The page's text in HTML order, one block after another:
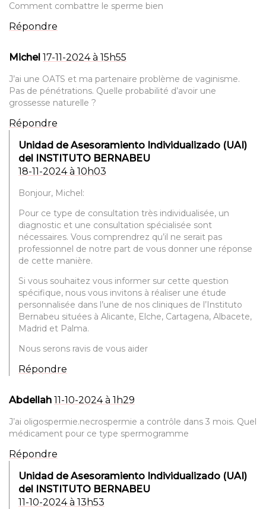
Comment combattre le sperme bien
Répondre
Michel 17-11-2024 à 15h55
J’ai une OATS et ma partenaire problème de vaginisme.
Pas de pénétrations. Quelle probabilité d’avoir une
grossesse naturelle ?
Répondre
Unidad de Asesoramiento Individualizado (UAI)
del INSTITUTO BERNABEU
18-11-2024 à 10h03
Bonjour, Michel:
Pour ce type de consultation très individualisée, un
diagnostic et une consultation spécialisée sont
nécessaires. Vous comprendrez qu’il ne serait pas
professionnel de notre part de vous donner une réponse
de cette manière.
Si vous souhaitez vous informer sur cette question
spécifique, nous vous invitons à réaliser une étude
personnalisée dans l’une de nos cliniques de l’Instituto
Bernabeu situées à Alicante, Elche, Cartagena, Albacete,
Madrid et Palma.
Nous serons ravis de vous aider
Répondre
Abdellah 11-10-2024 à 1h29
J’ai oligospermie.necrospermie a contrôle dans 3 mois. Quel
médicament pour ce type spermogramme
Répondre
Unidad de Asesoramiento Individualizado (UAI)
del INSTITUTO BERNABEU
11-10-2024 à 13h53